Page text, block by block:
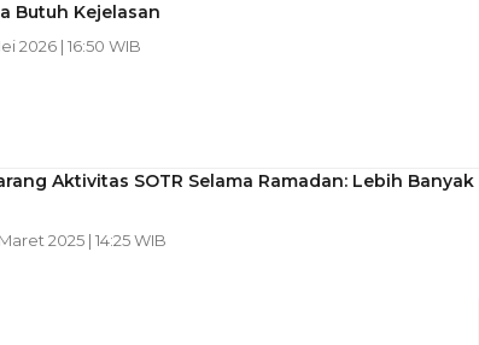
Butuh Kejelasan
2026 | 16:50 WIB
Aktivitas SOTR Selama Ramadan: Lebih Banyak
2025 | 14:25 WIB